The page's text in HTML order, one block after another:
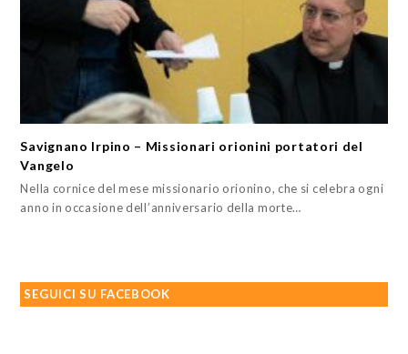
Savignano Irpino – Missionari orionini portatori del
Vangelo
Nella cornice del mese missionario orionino, che si celebra ogni
anno in occasione dell’anniversario della morte…
SEGUICI SU FACEBOOK